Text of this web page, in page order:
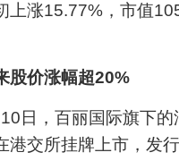
上涨15.77%，市值
股价涨幅超20%
，百丽国际旗下的
港交所挂牌上市，发